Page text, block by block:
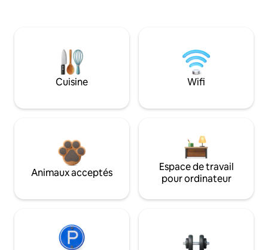
Cuisine Wifi
Animaux acceptés
Espace de travail
pour ordinateur